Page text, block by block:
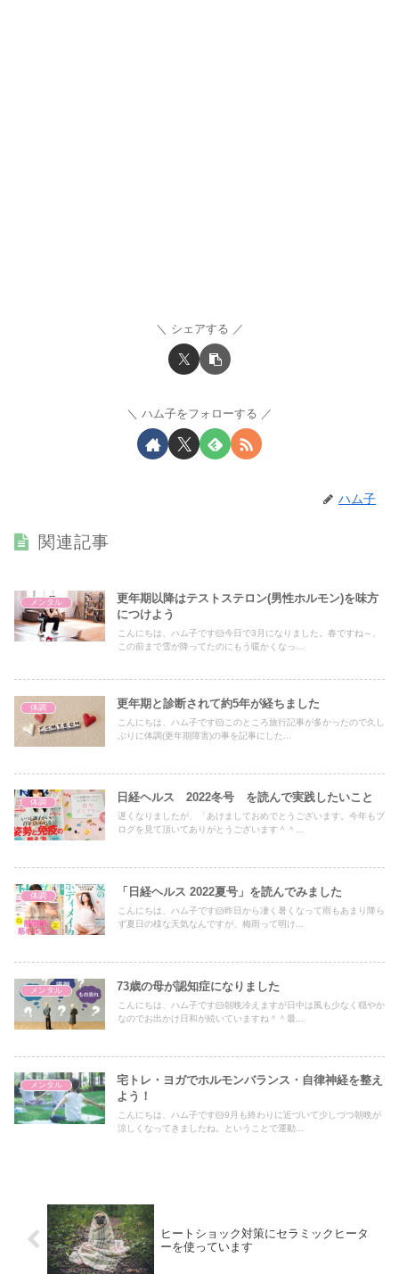
シェアする
ハム子をフォローする
ハム子
関連記事
メンタル
更年期以降はテストステロン(男性ホルモン)を味方
につけよう
こんにちは、ハム子です🐹今日で3月になりました。春ですね～、
この前まで雪が降ってたのにもう暖かくなっ...
体調 更年期と診断されて約5年が経ちました
こんにちは、ハム子です🐹このところ旅行記事が多かったので久し
ぶりに体調(更年期障害)の事を記事にした...
体調 日経ヘルス 2022冬号 を読んで実践したいこと
遅くなりましたが、「あけましておめでとうございます。今年もブ
ログを見て頂いてありがとうございます＾＾...
体調 「日経ヘルス 2022夏号」を読んでみました
こんにちは、ハム子です🐹昨日から凄く暑くなって雨もあまり降ら
ず夏日の様な天気なんですが、梅雨って明け...
メンタル 73歳の母が認知症になりました
こんにちは、ハム子です🐹朝晩冷えますが日中は風も少なく穏やか
なのでお出かけ日和が続いていますね＾＾最...
メンタル
宅トレ・ヨガでホルモンバランス・自律神経を整え
よう！
こんにちは、ハム子です🐹9月も終わりに近づいて少しづつ朝晩が
涼しくなってきましたね。ということで運動...
ヒートショック対策にセラミックヒータ
ーを使っています